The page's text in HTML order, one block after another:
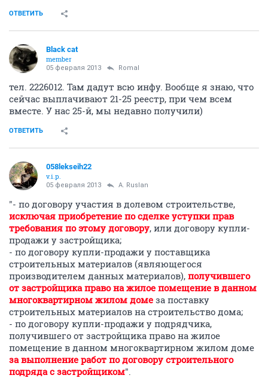
ОТВЕТИТЬ
Black cat
member
05 февраля 2013 Romal
тел. 2226012. Там дадут всю инфу. Вообще я знаю, что
сейчас выплачивают 21-25 реестр, при чем всем
вместе. У нас 25-й, мы недавно получили)
ОТВЕТИТЬ
058lekseih22
v.i.p.
05 февраля 2013 A. Ruslan
"- по договору участия в долевом строительстве,
исключая приобретение по сделке уступки прав
требования по этому договору, или договору купли-
продажи у застройщика;
- по договору купли-продажи у поставщика
строительных материалов (являющегося
производителем данных материалов), получившего
от застройщика право на жилое помещение в данном
многоквартирном жилом доме за поставку
строительных материалов на строительство дома;
- по договору купли-продажи у подрядчика,
получившего от застройщика право на жилое
помещение в данном многоквартирном жилом доме
за выполнение работ по договору строительного
подряда с застройщиком".